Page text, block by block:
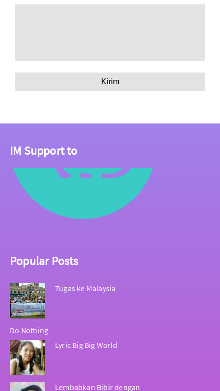
IM Support to
Popular Posts
Tugas ke Malaysia
Do Nothing
Lyric Big Big World
Lembabkan Bibir dengan